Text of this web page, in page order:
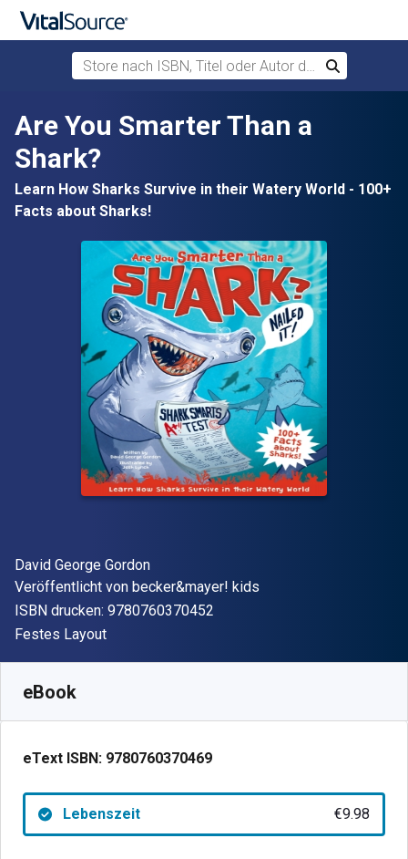
Store nach ISBN, Titel oder Autor durchsuchen
Suchen
Are You Smarter Than a
Shark?
Learn How Sharks Survive in their Watery World - 100+
Facts about Sharks!
Autor(en)
David George Gordon
Verleger
Veröffentlicht von becker&mayer! kids
ISBN drucken: 9780760370452
Format
Festes Layout
eBook
eText ISBN: 9780760370469
Lebenszeit €9.98